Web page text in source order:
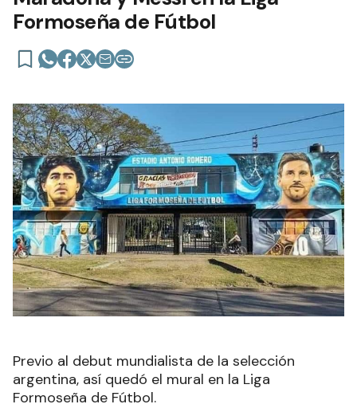
Formoseña de Fútbol
Previo al debut mundialista de la selección
argentina, así quedó el mural en la Liga
Formoseña de Fútbol.